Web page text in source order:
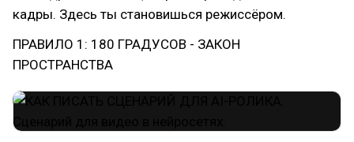
кадры. Здесь ты становишься режиссёром.
ПРАВИЛО 1: 180 ГРАДУСОВ - ЗАКОН
ПРОСТРАНСТВА